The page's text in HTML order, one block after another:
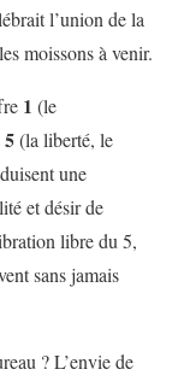
l’union de la
moissons à venir.
1 (le
5(la liberté, le
une
et désir de
libre du 5,
sans jamais
? L’envie de